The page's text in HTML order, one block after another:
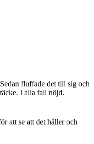
fluffade det till sig och
I alla fall nöjd.
att se att det håller och